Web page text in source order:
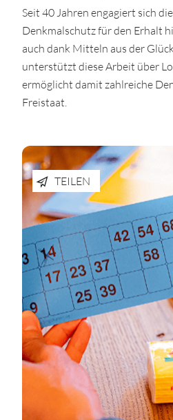
Seit 40 Jahren engagiert sich
Denkmalschutz für den Erhalt
auch dank Mitteln aus der
unterstützt diese Arbeit über
ermöglicht damit zahlreiche
Freistaat.
TEILEN